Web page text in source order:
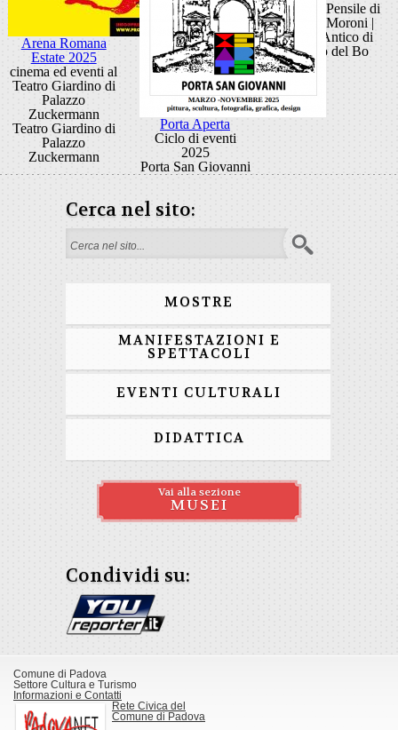
Arena Romana
Estate 2025
cinema ed eventi al
Teatro Giardino di
Palazzo
Zuckermann
Teatro Giardino di
Palazzo
Zuckermann
Giardino Pensile di
Palazzo Moroni |
Cortile Antico di
Palazzo del Bo
Porta Aperta
Ciclo di eventi
2025
Porta San Giovanni
Cerca nel sito:
Form di ricerca
MOSTRE
MANIFESTAZIONI E
SPETTACOLI
EVENTI CULTURALI
DIDATTICA
Vai alla sezione
MUSEI
Condividi su:
Comune di Padova
Settore Cultura e Turismo
Informazioni e Contatti
Rete Civica del
Comune di Padova